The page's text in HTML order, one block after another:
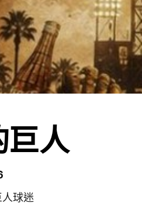
巨人
球迷